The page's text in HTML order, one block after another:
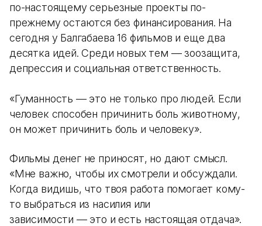
по-настоящему серьезные проекты по-
прежнему остаются без финансирования. На
сегодня у Балгабаева 16 фильмов и еще два
десятка идей. Среди новых тем — зоозащита,
депрессия и социальная ответственность.
«Гуманность — это не только про людей. Если
человек способен причинить боль животному,
он может причинить боль и человеку».
Фильмы денег не приносят, но дают смысл.
«Мне важно, чтобы их смотрели и обсуждали.
Когда видишь, что твоя работа помогает кому-
то выбраться из насилия или
зависимости — это и есть настоящая отдача».